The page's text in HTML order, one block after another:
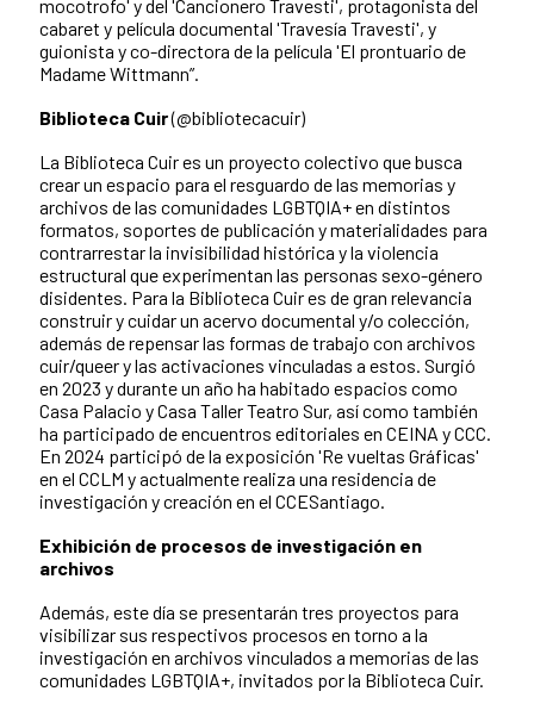
mocotrofo' y del 'Cancionero Travesti', protagonista del
cabaret y película documental 'Travesía Travesti', y
guionista y co-directora de la película 'El prontuario de
Madame Wittmann”.
Biblioteca Cuir(@bibliotecacuir)
La Biblioteca Cuir es un proyecto colectivo que busca
crear un espacio para el resguardo de las memorias y
archivos de las comunidades LGBTQIA+ en distintos
formatos, soportes de publicación y materialidades para
contrarrestar la invisibilidad histórica y la violencia
estructural que experimentan las personas sexo-género
disidentes. Para la Biblioteca Cuir es de gran relevancia
construir y cuidar un acervo documental y/o colección,
además de repensar las formas de trabajo con archivos
cuir/queer y las activaciones vinculadas a estos. Surgió
en 2023 y durante un año ha habitado espacios como
Casa Palacio y Casa Taller Teatro Sur, así como también
ha participado de encuentros editoriales en CEINA y CCC.
En 2024 participó de la exposición 'Re vueltas Gráficas'
en el CCLM y actualmente realiza una residencia de
investigación y creación en el CCESantiago.
Exhibición de procesos de investigación en
archivos
Además, este día se presentarán tres proyectos para
visibilizar sus respectivos procesos en torno a la
investigación en archivos vinculados a memorias de las
comunidades LGBTQIA+, invitados por la Biblioteca Cuir.